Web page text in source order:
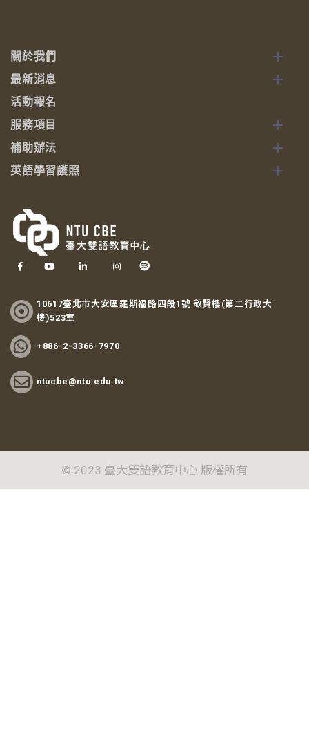
10617臺北市大安區羅斯福路四段1號 敬賢樓(第二行政大
樓)523室
+886-2-3366-7970
ntucbe@ntu.edu.tw
關於我們
最新消息
活動報名
服務項目
補助辦法
英語學習護照
© 2023 臺大雙語教育中心 版權所有